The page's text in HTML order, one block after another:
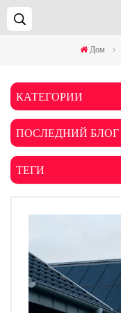
Дом
КАТЕГОРИИ
ПОСЛЕДНИЙ БЛОГ
ТЕГИ